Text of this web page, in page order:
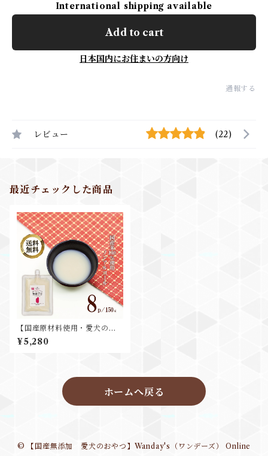
International shipping available
Add to cart
日本国内にお住まいの方向け
通報する
レビュー (22)
最近チェックした商品
【国産原材料使用・愛犬のお
やつ】あまざけ8パックセット
¥5,280
ホームへ戻る
© 【国産無添加 愛犬のおやつ】Wanday's（ワンデーズ） Online